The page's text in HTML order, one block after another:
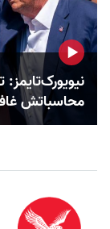
محاسباتش